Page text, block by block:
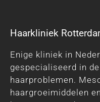
Haarkliniek
Enige kliniek in
gespecialiseerd in
haarproblemen.
haargroeimiddelen